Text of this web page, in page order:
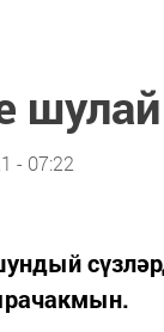
- 07:22